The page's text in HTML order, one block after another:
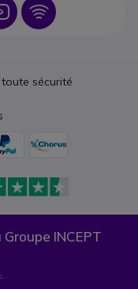
Icon Icon
sécurité
INCEPT